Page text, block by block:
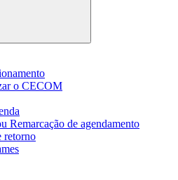
o CECOM
Remarcação de agendamento
retorno